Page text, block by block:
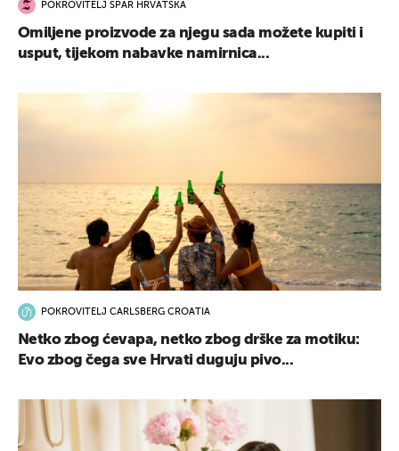
POKROVITELJ SPAR HRVATSKA
Omiljene proizvode za njegu sada možete kupiti i
usput, tijekom nabavke namirnica...
POKROVITELJ CARLSBERG CROATIA
Netko zbog ćevapa, netko zbog drške za motiku:
Evo zbog čega sve Hrvati duguju pivo...